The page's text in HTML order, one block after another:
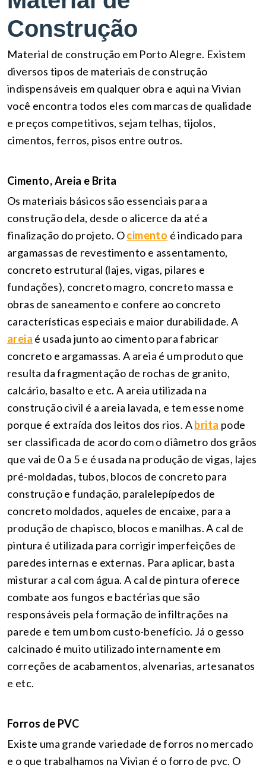
Construção
Material de construção em Porto Alegre. Existem
diversos tipos de materiais de construção
indispensáveis em qualquer obra e aqui na Vivian
você encontra todos eles com marcas de qualidade
e preços competitivos, sejam telhas, tijolos,
cimentos, ferros, pisos entre outros.
Cimento, Areia e Brita
Os materiais básicos são essenciais para a
construção dela, desde o alicerce da até a
finalização do projeto. Ocimento é indicado para
argamassas de revestimento e assentamento,
concreto estrutural (lajes, vigas, pilares e
fundações), concreto magro, concreto massa e
obras de saneamento e confere ao concreto
características especiais e maior durabilidade. A
areia é usada junto ao cimento para fabricar
concreto e argamassas. A areia é um produto que
resulta da fragmentação de rochas de granito,
calcário, basalto e etc. A areia utilizada na
construção civil é a areia lavada, e tem esse nome
porque é extraída dos leitos dos rios. Abrita pode
ser classificada de acordo com o diâmetro dos grãos
que vai de 0 a 5 e é usada na produção de vigas, lajes
pré-moldadas, tubos, blocos de concreto para
construção e fundação, paralelepípedos de
concreto moldados, aqueles de encaixe, para a
produção de chapisco, blocos e manilhas. A cal de
pintura é utilizada para corrigir imperfeições de
paredes internas e externas. Para aplicar, basta
misturar a cal com água. A cal de pintura oferece
combate aos fungos e bactérias que são
responsáveis pela formação de infiltrações na
parede e tem um bom custo-benefício. Já o gesso
calcinado é muito utilizado internamente em
correções de acabamentos, alvenarias, artesanatos
e etc.
Forros de PVC
Existe uma grande variedade de forros no mercado
e o que trabalhamos na Vivian é o forro de pvc. O